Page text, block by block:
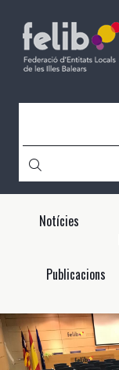
contingut
Notícies
Publicacions